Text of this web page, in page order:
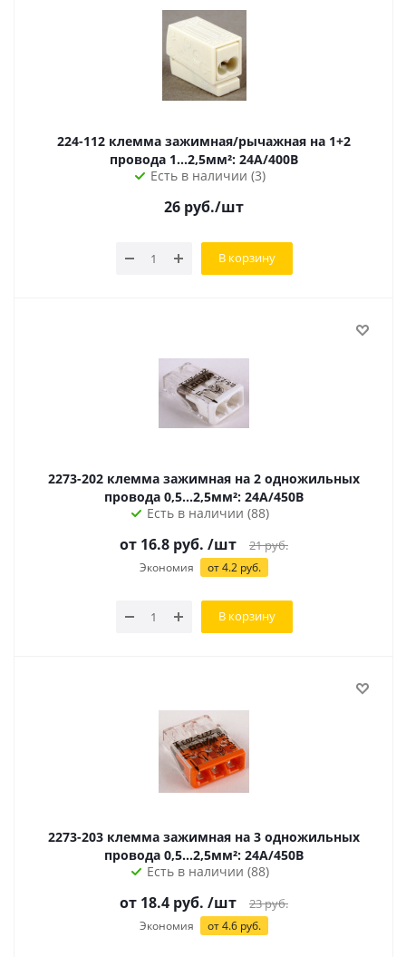
224-112 клемма зажимная/рычажная на 1+2
провода 1...2,5мм²: 24А/400В
Есть в наличии (3)
26 руб./шт
В корзину
2273-202 клемма зажимная на 2 одножильных
провода 0,5...2,5мм²: 24А/450В
Есть в наличии (88)
от 16.8 руб. /шт 21руб.
Экономия от 4.2 руб.
В корзину
2273-203 клемма зажимная на 3 одножильных
провода 0,5...2,5мм²: 24А/450В
Есть в наличии (88)
от 18.4 руб. /шт 23руб.
Экономия от 4.6 руб.